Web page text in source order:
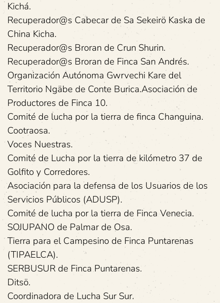
Kichá.
Recuperador@s Cabecar de Sa Sekeirö Kaska de
China Kicha.
Recuperador@s Broran de Crun Shurin.
Recuperador@s Broran de Finca San Andrés.
Organización Autónoma Gwrvechi Kare del
Territorio Ngäbe de Conte Burica.Asociación de
Productores de Finca 10.
Comité de lucha por la tierra de finca Changuina.
Cootraosa.
Voces Nuestras.
Comité de Lucha por la tierra de kilómetro 37 de
Golfito y Corredores.
Asociación para la defensa de los Usuarios de los
Servicios Públicos (ADUSP).
Comité de lucha por la tierra de Finca Venecia.
SOJUPANO de Palmar de Osa.
Tierra para el Campesino de Finca Puntarenas
(TIPAELCA).
SERBUSUR de Finca Puntarenas.
Ditsö.
Coordinadora de Lucha Sur Sur.